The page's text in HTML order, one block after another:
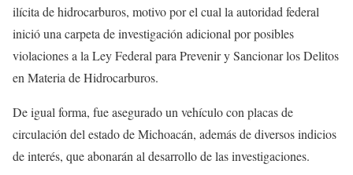
ilícita de hidrocarburos, motivo por el cual la autoridad federal
inició una carpeta de investigación adicional por posibles
violaciones a la Ley Federal para Prevenir y Sancionar los Delitos
en Materia de Hidrocarburos.
De igual forma, fue asegurado un vehículo con placas de
circulación del estado de Michoacán, además de diversos indicios
de interés, que abonarán al desarrollo de las investigaciones.